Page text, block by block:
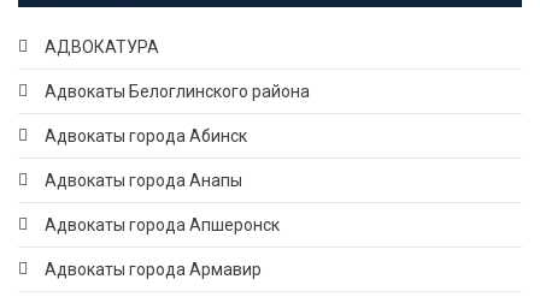
АДВОКАТУРА
Адвокаты Белоглинского района
Адвокаты города Абинск
Адвокаты города Анапы
Адвокаты города Апшеронск
Адвокаты города Армавир